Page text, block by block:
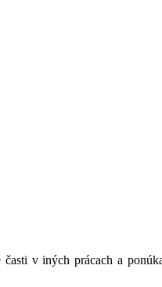
v iných prácach a